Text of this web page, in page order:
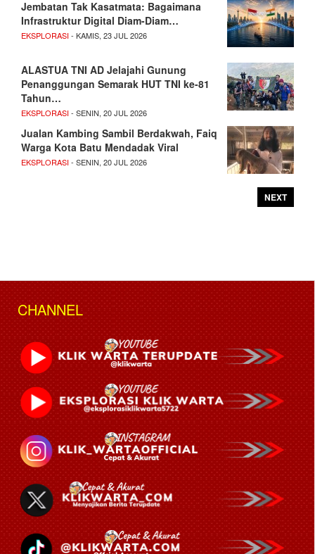
Jembatan Tak Kasatmata: Bagaimana
Infrastruktur Digital Diam-Diam…
EKSPLORASI- KAMIS, 23 JUL 2026
ALASTUA TNI AD Jelajahi Gunung
Penanggungan Semarak HUT TNI ke-81
Tahun…
EKSPLORASI- SENIN, 20 JUL 2026
Jualan Kambing Sambil Berdakwah, Faiq
Warga Kota Batu Mendadak Viral
EKSPLORASI- SENIN, 20 JUL 2026
NEXT
CHANNEL